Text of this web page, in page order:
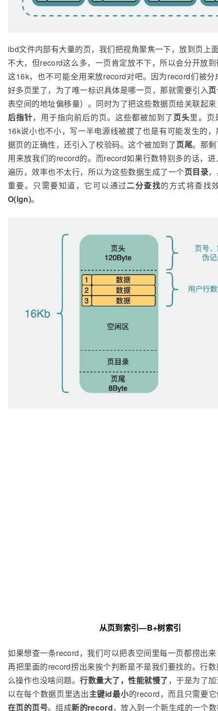
ibd文件内部有大量的页，我们把视角聚焦一下，放到页上
不大，但record这么多，一页肯定放不下，所以会分开放
这16k，也不可能全用来放record对吧。因为record们被
好多页里了，为了唯一标识具体是哪一页，那就需要引入
表空间的地址偏移量）。同时为了把这些数据页给关联起
后指针，用于指向前后的页。这些都被加到了页头里。页
16k说小也不小，写一半电源线被拔了也是有可能发生的
据页的正确性，还引入了校验码。这个被加到了页尾。那
用来放我们的record的。而record如果行数特别多的话，
遍历，效率也不太行，所以为这些数据生成了一个页目录
重要。只需要知道，它可以通过二分查找的方式将查找
O(lgn)。
从页到索引—B+树索引
如果想查一条record，我们可以把表空间里每一页都捞出
再把里面的record捞出来挨个判断是不是我们要找的。行
么操作也没啥问题。行数量大了，性能就慢了，于是为了
以在每个数据页里选出主键id最小的record，而且只需要
在页的页号。组成新的record，放入到一个新生成的一个